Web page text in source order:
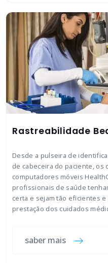
Rastreabilidade
Desde a pulseira de
de cabeceira do paciente, os
computadores móveis
profissionais de saúde
certa e sejam tão eficientes
prestação dos cuidados
saber mais